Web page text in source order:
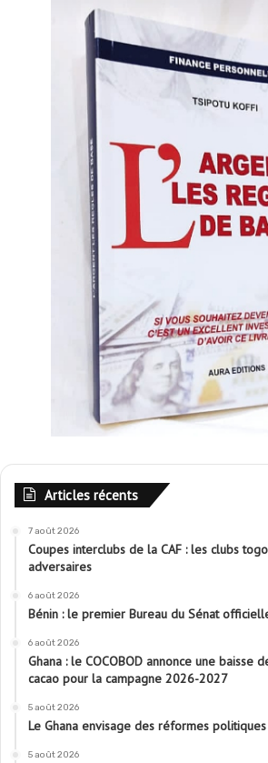
Articles récents
7 août 2026
Coupes interclubs de la CAF : les clubs
adversaires
6 août 2026
Bénin : le premier Bureau du Sénat
6 août 2026
Ghana : le COCOBOD annonce une baisse
cacao pour la campagne 2026-2027
5 août 2026
Le Ghana envisage des réformes politiques
5 août 2026